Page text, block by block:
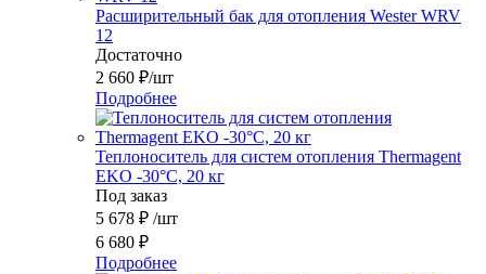
Расширительный бак для отопления Wester WRV
12
Достаточно
2 660 ₽/шт
Подробнее
Теплоноситель для систем отопления Thermagent
EKO -30°C, 20 кг
Под заказ
5 678 ₽ /шт
6 680 ₽
Подробнее